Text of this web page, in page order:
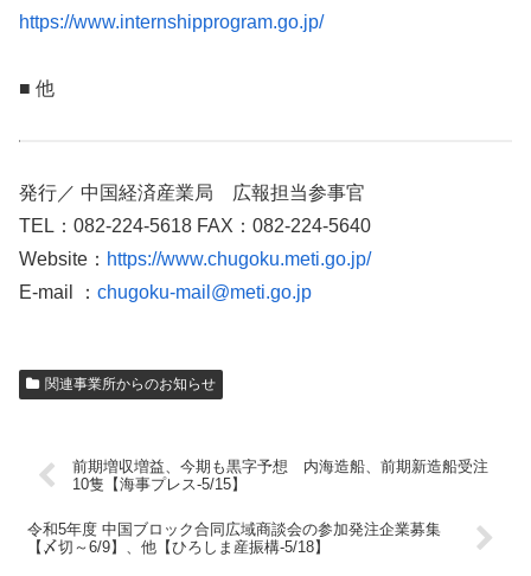
https://www.internshipprogram.go.jp/
■ 他
発行／ 中国経済産業局 広報担当参事官
TEL：082-224-5618 FAX：082-224-5640
Website： https://www.chugoku.meti.go.jp/
E-mail ： chugoku-mail@meti.go.jp
関連事業所からのお知らせ
前期増収増益、今期も黒字予想 内海造船、前期新造船受注
10隻【海事プレス-5/15】
令和5年度 中国ブロック合同広域商談会の参加発注企業募集
【〆切～6/9】、他【ひろしま産振構-5/18】